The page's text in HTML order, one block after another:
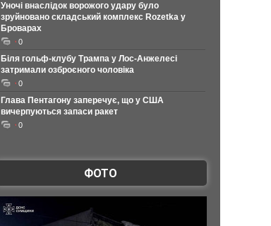
Уночі внаслідок ворожого удару було
зруйновано складський комплекс Rozetka у
Броварах
0
Біля гольф-клубу Трампа у Лос-Анжелесі
затримали озброєного чоловіка
0
Глава Пентагону заперечує, що у США
вичерпуються запаси ракет
0
ФОТО